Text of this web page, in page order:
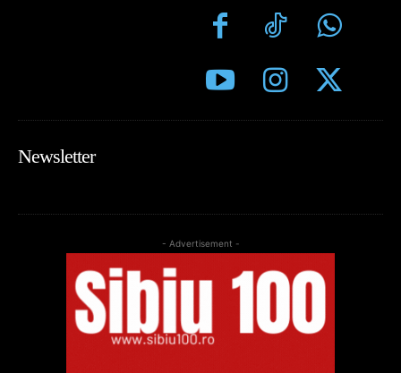
Newsletter
- Advertisement -